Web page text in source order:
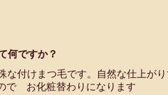
何ですか？
な付けまつ毛です。自然な仕上が
お化粧替わりになります